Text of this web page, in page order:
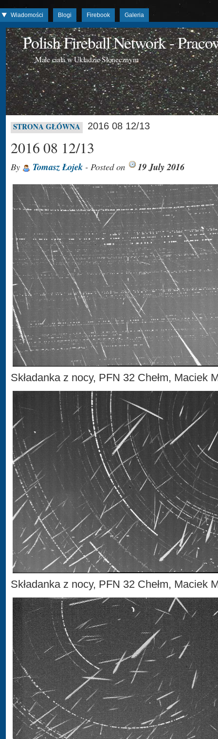
Wiadomości Blogi Firebook Galeria
Polish Fireball Network -
Małe ciała w Układzie Słonecznym
STRONA GŁÓWNA 2016 08 12/13
2016 08 12/13
By Tomasz Łojek - Posted on 19 July 2016
Składanka z nocy, PFN 32 Chełm, Maciek
Składanka z nocy, PFN 32 Chełm, Maciek